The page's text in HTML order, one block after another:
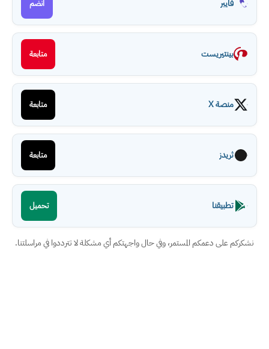
فايبر انضم
بينتيريست متابعة
منصة X متابعة
ثريدز متابعة
تطبيقنا تحميل
نشكركم على دعمكم المستمر، وفي حال واجهتكم أي مشكلة لا تترددوا في مراسلتنا.